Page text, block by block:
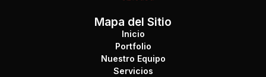
Mapa del Sitio
Inicio
Portfolio
Nuestro Equipo
Servicios